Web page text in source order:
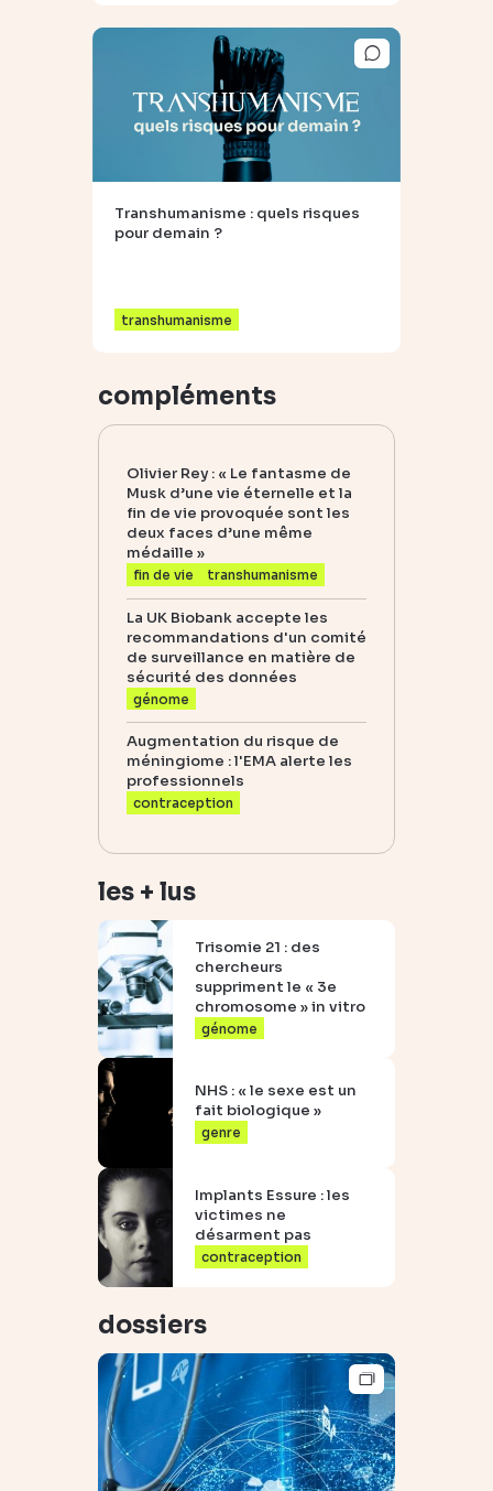
Transhumanisme : quels risques
pour demain ?
transhumanisme
compléments
Olivier Rey : « Le fantasme de
Musk d’une vie éternelle et la
fin de vie provoquée sont les
deux faces d’une même
médaille »
fin de vie transhumanisme
La UK Biobank accepte les
recommandations d'un comité
de surveillance en matière de
sécurité des données
génome
Augmentation du risque de
méningiome : l'EMA alerte les
professionnels
contraception
les + lus
Trisomie 21 : des
chercheurs
suppriment le « 3e
chromosome » in vitro
génome
NHS : « le sexe est un
fait biologique »
genre
Implants Essure : les
victimes ne
désarment pas
contraception
dossiers